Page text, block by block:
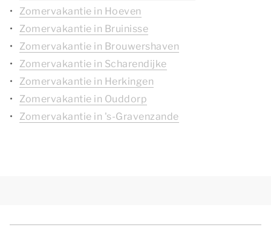
Zomervakantie in Hoeven
Zomervakantie in Bruinisse
Zomervakantie in Brouwershaven
Zomervakantie in Scharendijke
Zomervakantie in Herkingen
Zomervakantie in Ouddorp
Zomervakantie in 's-Gravenzande